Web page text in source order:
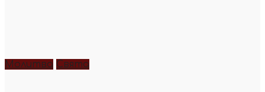
Молитва Свята